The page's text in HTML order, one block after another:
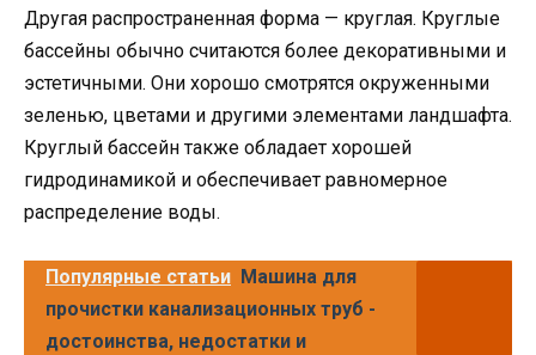
Другая распространенная форма — круглая. Круглые
бассейны обычно считаются более декоративными и
эстетичными. Они хорошо смотрятся окруженными
зеленью, цветами и другими элементами ландшафта.
Круглый бассейн также обладает хорошей
гидродинамикой и обеспечивает равномерное
распределение воды.
Популярные статьи Машина для
прочистки канализационных труб -
достоинства, недостатки и